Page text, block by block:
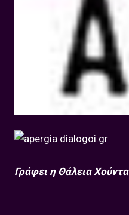
Γράφει η Θάλεια Χούντα